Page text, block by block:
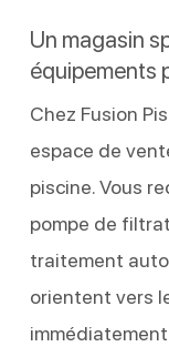
Un magasin
équipements
Chez Fusion
espace de
piscine. Vous
pompe de
traitement
orientent vers